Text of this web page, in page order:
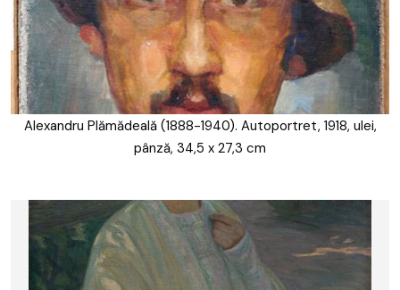
Alexandru Plămădeală (1888-1940). Autoportret, 1918, ulei,
pânză, 34,5 x 27,3 cm